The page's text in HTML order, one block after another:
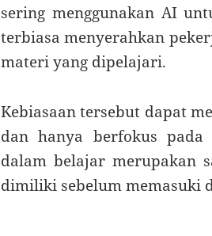
sering menggunakan AI
terbiasa menyerahkan
materi yang dipelajari.
Kebiasaan tersebut dapat
dan hanya berfokus pada
dalam belajar merupakan
dimiliki sebelum memasuki